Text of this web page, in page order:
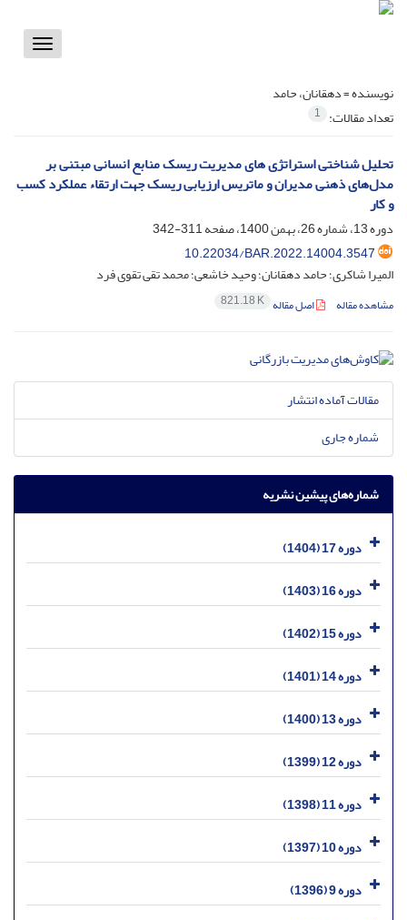
Toggle
نویسنده =دهقانان، حامد
تعداد مقالات: 1
تحلیل شناختی استراتژی های مدیریت ریسک منابع انسانی مبتنی بر
مدل‌های ذهنی مدیران و ماتریس ارزیابی ریسک جهت ارتقاء عملکرد کسب
و کار
دوره 13، شماره 26، بهمن 1400، صفحه
311-342
10.22034/BAR.2022.14004.3547
المیرا شاکری؛ حامد دهقانان؛ وحید خاشعی؛ محمد تقی تقوی فرد
مشاهده مقاله اصل مقاله 821.18 K
مقالات آماده انتشار
شماره جاری
شماره‌های پیشین نشریه
دوره 17 (1404)
دوره 16 (1403)
دوره 15 (1402)
دوره 14 (1401)
دوره 13 (1400)
دوره 12 (1399)
دوره 11 (1398)
دوره 10 (1397)
دوره 9 (1396)